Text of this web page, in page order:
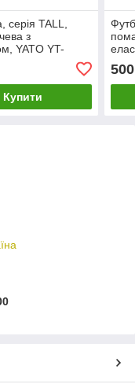
серія TALL,
з
YATO YT-
Купити
500